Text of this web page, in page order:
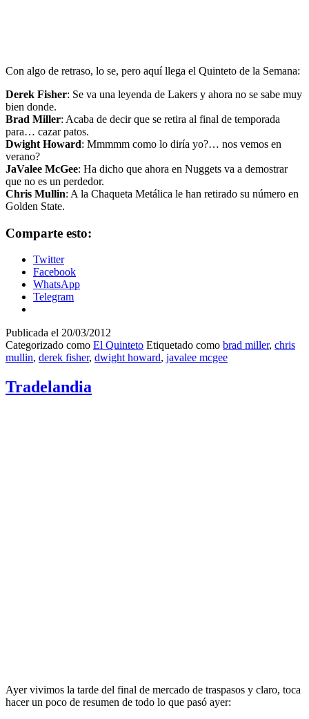
Con algo de retraso, lo se, pero aquí llega el Quinteto de la Semana:
Derek Fisher: Se va una leyenda de Lakers y ahora no se sabe muy
bien donde.
Brad Miller: Acaba de decir que se retira al final de temporada
para… cazar patos.
Dwight Howard: Mmmmm como lo diría yo?… nos vemos en
verano?
JaValee McGee: Ha dicho que ahora en Nuggets va a demostrar
que no es un perdedor.
Chris Mullin: A la Chaqueta Metálica le han retirado su número en
Golden State.
Comparte esto:
Twitter
Facebook
WhatsApp
Telegram
Publicada el 20/03/2012
Categorizado como El Quinteto Etiquetado como brad miller, chris
mullin, derek fisher, dwight howard, javalee mcgee
Tradelandia
Ayer vivimos la tarde del final de mercado de traspasos y claro, toca
hacer un poco de resumen de todo lo que pasó ayer: